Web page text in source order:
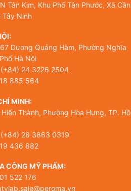
Tân Kim, Khu Phố Tân Phước, Xã Cần
Tây Ninh
Dương Quảng Hàm, Phường Nghĩa
Hà Nội
24 3226 2504
885 564
MINH:
Thành, Phường Hòa Hưng, TP. Hồ
28 3863 0319
436 882
CÔNG MỸ PHẨM:
522 176